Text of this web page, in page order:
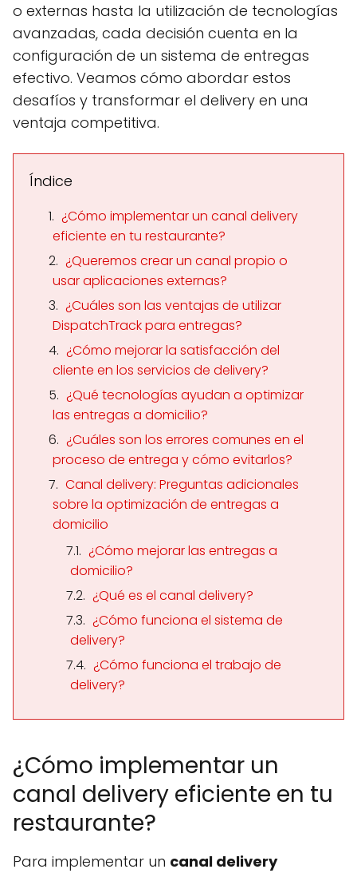
o externas hasta la utilización de tecnologías
avanzadas, cada decisión cuenta en la
configuración de un sistema de entregas
efectivo. Veamos cómo abordar estos
desafíos y transformar el delivery en una
ventaja competitiva.
Índice
¿Cómo implementar un canal delivery
eficiente en tu restaurante?
¿Queremos crear un canal propio o
usar aplicaciones externas?
¿Cuáles son las ventajas de utilizar
DispatchTrack para entregas?
¿Cómo mejorar la satisfacción del
cliente en los servicios de delivery?
¿Qué tecnologías ayudan a optimizar
las entregas a domicilio?
¿Cuáles son los errores comunes en el
proceso de entrega y cómo evitarlos?
Canal delivery: Preguntas adicionales
sobre la optimización de entregas a
domicilio
¿Cómo mejorar las entregas a
domicilio?
¿Qué es el canal delivery?
¿Cómo funciona el sistema de
delivery?
¿Cómo funciona el trabajo de
delivery?
¿Cómo implementar un
canal delivery eficiente en tu
restaurante?
Para implementar un canal delivery